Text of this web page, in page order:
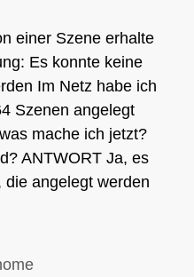
einer Szene erhalte
Es konnte keine
Im Netz habe ich
Szenen angelegt
mache ich jetzt?
ANTWORT Ja, es
angelegt werden